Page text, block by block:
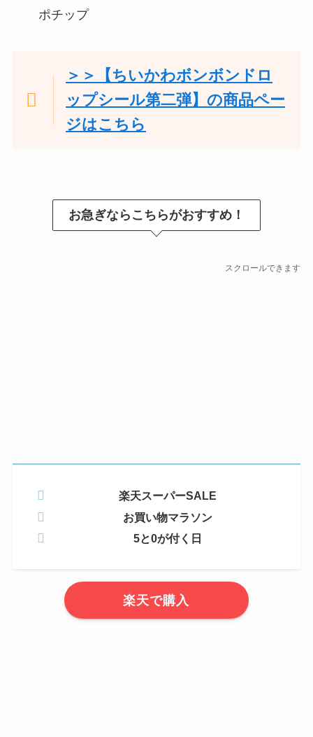
ポチップ
＞＞【ちいかわボンボンドロ
ップシール第二弾】の商品ペー
ジはこちら
お急ぎならこちらがおすすめ！
スクロールできます
楽天スーパーSALE
お買い物マラソン
5と0が付く日
楽天で購入